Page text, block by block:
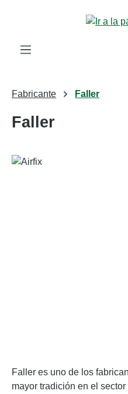
Saltar al contenido principal
Fabricante Faller
Faller
Faller es uno de los
mayor tradición en el